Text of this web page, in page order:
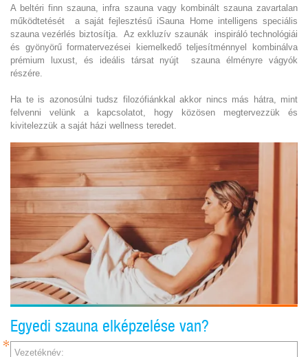
A beltéri finn szauna, infra szauna vagy kombinált szauna zavartalan
működtetését a saját fejlesztésű iSauna Home intelligens speciális
szauna vezérlés biztosítja. Az exkluzív szaunák inspiráló technológiái
és gyönyörű formatervezései kiemelkedő teljesítménnyel kombinálva
prémium luxust, és ideális társat nyújt szauna élményre vágyók
részére.
Ha te is azonosúlni tudsz filozófiánkkal akkor nincs más hátra, mint
felvenni velünk a kapcsolatot, hogy közösen megtervezzük és
kivitelezzük a saját házi wellness teredet.
Egyedi szauna elképzelése van?
Vezetéknév: